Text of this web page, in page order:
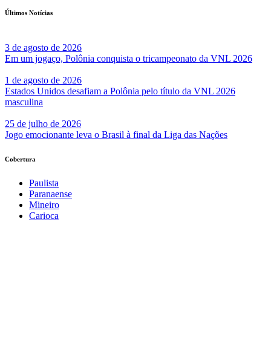
Últimos Notícias
3 de agosto de 2026
Em um jogaço, Polônia conquista o tricampeonato da VNL 2026
1 de agosto de 2026
Estados Unidos desafiam a Polônia pelo título da VNL 2026
masculina
25 de julho de 2026
Jogo emocionante leva o Brasil à final da Liga das Nações
Cobertura
Paulista
Paranaense
Mineiro
Carioca